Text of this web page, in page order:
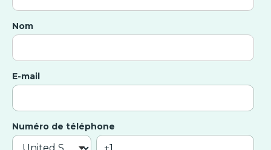
Nom
E-mail
Numéro de téléphone